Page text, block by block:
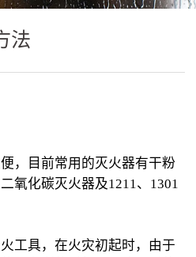
法
，目前常用的灭火器有干粉
氧化碳灭火器及1211、1301
工具，在火灾初起时，由于